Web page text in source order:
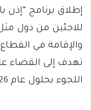
إطلاق برنامج “إذن
للاجئين من دول
والإقامة في
تهدف إلى القضاء
اللجوء بحلول عام 2026.